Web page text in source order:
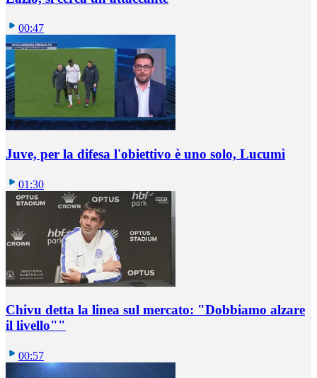
00:47
Juve, per la difesa l'obiettivo è uno solo, Lucumì
01:30
Chivu detta la linea sul mercato: "Dobbiamo alzare
il livello""
00:57